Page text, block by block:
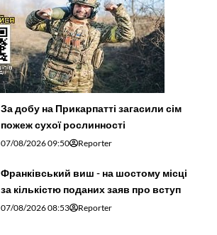
За добу на Прикарпатті загасили сім
пожеж сухої рослинності
07/08/2026 09:50 Reporter
Франківський виш - на шостому місці
за кількістю поданих заяв про вступ
07/08/2026 08:53 Reporter